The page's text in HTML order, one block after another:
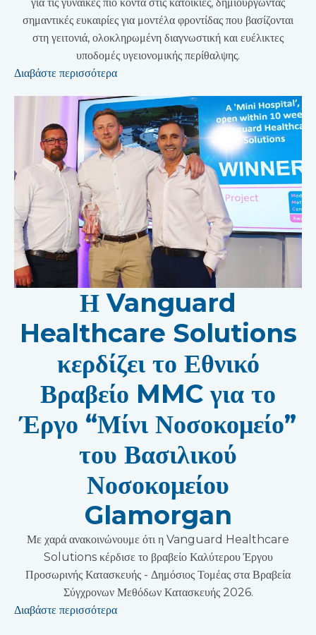
σημαντικές ευκαιρίες για μοντέλα φροντίδας που βασίζονται
στη γειτονιά, ολοκληρωμένη διαγνωστική και ευέλικτες
υποδομές υγειονομικής περίθαλψης.
Διαβάστε περισσότερα
Η Vanguard
Healthcare Solutions
κερδίζει το Εθνικό
Βραβείο MMC για το
Έργο “Μίνι Νοσοκομείο”
του Βασιλικού
Νοσοκομείου
Glamorgan
Με χαρά ανακοινώνουμε ότι η Vanguard Healthcare
Solutions κέρδισε το βραβείο Καλύτερου Έργου
Προσωρινής Κατασκευής - Δημόσιος Τομέας στα Βραβεία
Σύγχρονων Μεθόδων Κατασκευής 2026.
Διαβάστε περισσότερα